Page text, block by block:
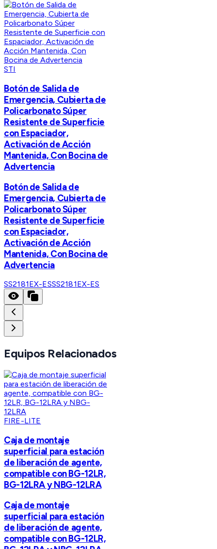
STI
Botón de Salida de
Emergencia, Cubierta de
Policarbonato Súper
Resistente de Superficie
con Espaciador,
Activación de Acción
Mantenida, Con Bocina de
Advertencia
Botón de Salida de
Emergencia, Cubierta de
Policarbonato Súper
Resistente de Superficie
con Espaciador,
Activación de Acción
Mantenida, Con Bocina de
Advertencia
SS2181EX-ESSS2181EX-ES
Equipos Relacionados
FIRE-LITE
Caja de montaje
superficial para estación
de liberación de agente,
compatible con BG-12LR,
BG-12LRA y NBG-12LRA
Caja de montaje
superficial para estación
de liberación de agente,
compatible con BG-12LR,